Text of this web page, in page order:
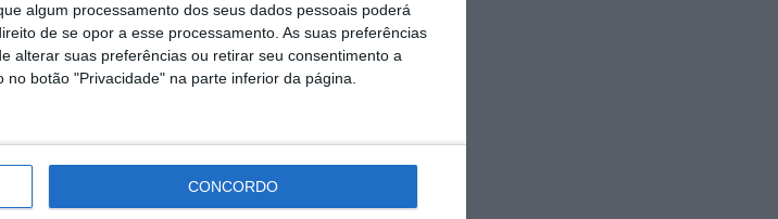
algum processamento dos seus dados pessoais poderá
de se opor a esse processamento. As suas preferências
alterar suas preferências ou retirar seu consentimento a
botão "Privacidade" na parte inferior da página.
CONCORDO
prioridade da candidatura, propondo
ou aquisição de fogos destinados
não vão descer. Pelo contrário, vão
também a criação de habitação para